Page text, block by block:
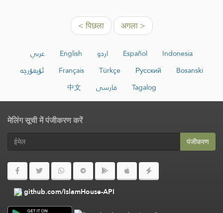
< पिछला अगला >
عربي English اردو Español
Indonesia
ئۇيغۇرچە
Français Türkçe Русский
Bosanski
中文
فارسی Tagalog
मेलिंग सूची में पंजीकरण करें
पंजीकरण
github.com/IslamHouse-API